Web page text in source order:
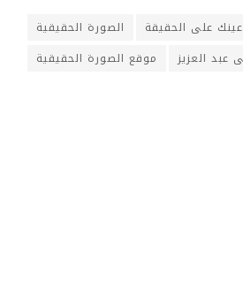
عينك على الحقيقة
الصورة الحقيقية
العزيز موقع الصورة الحقيقية